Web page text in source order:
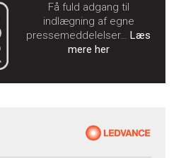
Få fuld adgang til
indlægning af egne
pressemeddelelser… Læs
mere her